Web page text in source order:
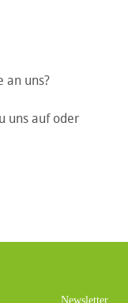
an uns?
uns auf oder
Newsletter